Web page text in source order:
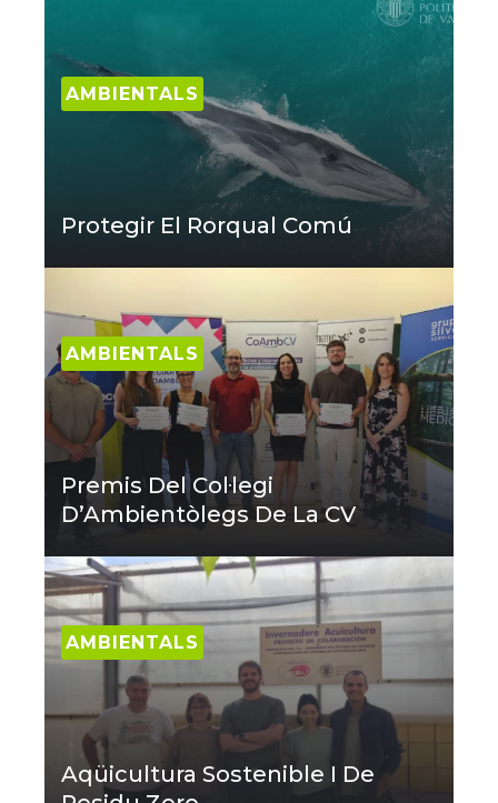
AMBIENTALS
Protegir El Rorqual Comú
AMBIENTALS
Premis Del Col·legi
D’Ambientòlegs De La CV
AMBIENTALS
Aqüicultura Sostenible I De